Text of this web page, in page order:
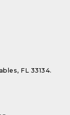
FL 33134.